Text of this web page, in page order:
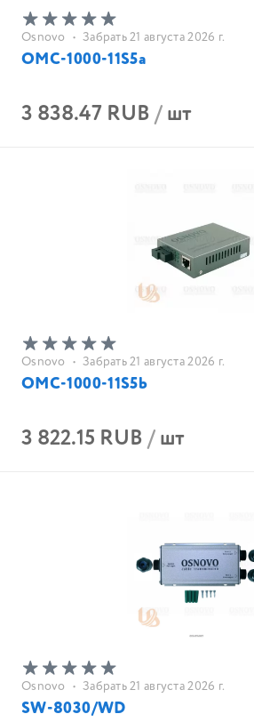
Osnovo • Забрать 21 августа 2026 г.
OMC-1000-11S5a
3 838.47 RUB/шт
Osnovo • Забрать 21 августа 2026 г.
OMC-1000-11S5b
3 822.15 RUB/шт
Osnovo • Забрать 21 августа 2026 г.
SW-8030/WD